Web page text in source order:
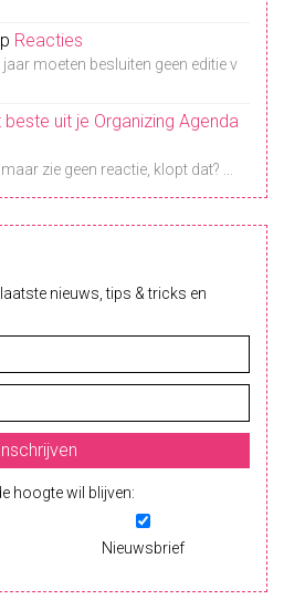
Reacties
moeten besluiten geen editie v
uit je Organizing Agenda
zie geen reactie, klopt dat? ...
nieuws, tips & tricks en
hoogte wil blijven:
Nieuwsbrief